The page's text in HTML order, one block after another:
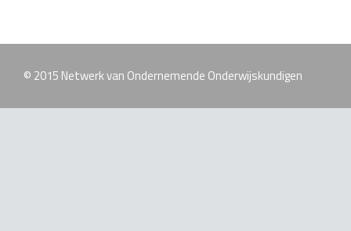
© 2015 Netwerk van Ondernemende Onderwijskundigen